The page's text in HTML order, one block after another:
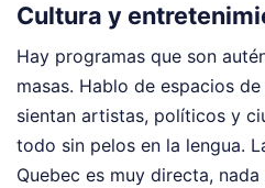
Cultura y
Hay programas que son
masas. Hablo de espacios
sientan artistas, políticos y
todo sin pelos en la lengua.
Quebec es muy directa,